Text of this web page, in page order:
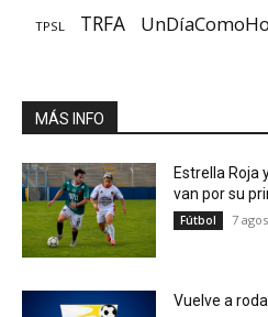
TPSL TRFA
MÁS INFO
Estrella Roja
van por su
Fútbol 7
Vuelve a